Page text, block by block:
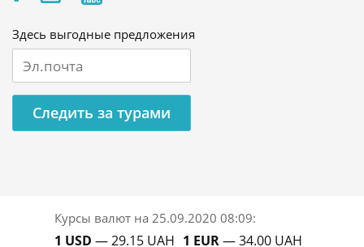
Здесь выгодные предложения
Следить за турами
Курсы валют на 25.09.2020 08:09:
1 USD — 29.15 UAH 1 EUR— 34.00 UAH